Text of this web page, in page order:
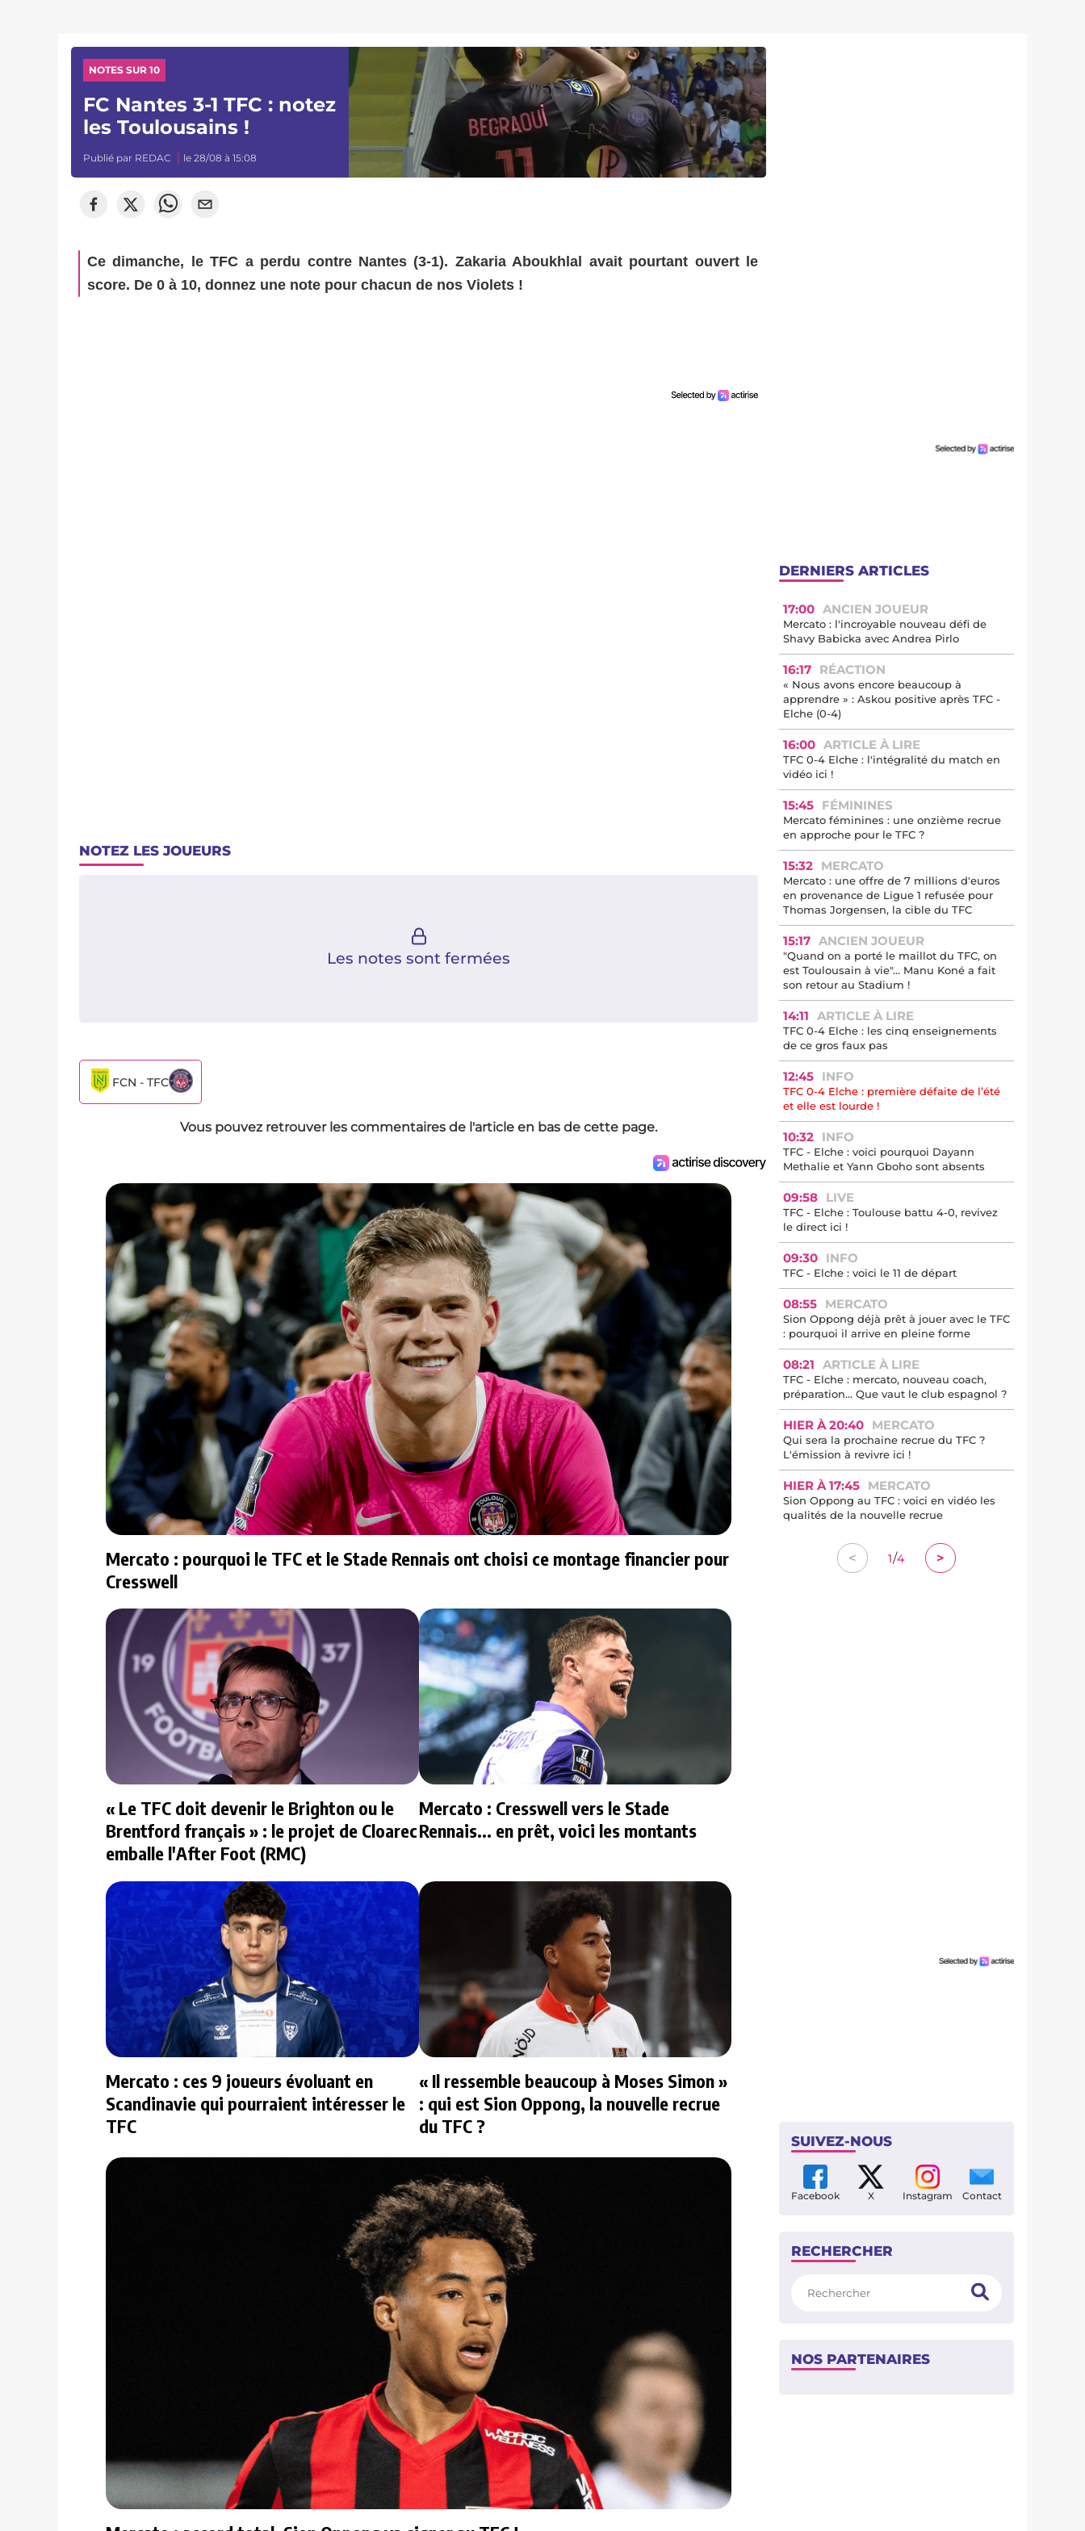
NOTES SUR 10
FC Nantes 3-1 TFC : notez
les Toulousains !
Publié par REDAC le 28/08 à 15:08
Ce dimanche, le TFC a perdu contre Nantes (3-1). Zakaria Aboukhlal avait pourtant ouvert le
score. De 0 à 10, donnez une note pour chacun de nos Violets !
NOTEZ LES JOUEURS
Les notes sont fermées
FCN - TFC
Vous pouvez retrouver les commentaires de l'article en bas de cette page.
Mercato : pourquoi le TFC et le Stade Rennais ont choisi ce montage financier pour
Cresswell
« Le TFC doit devenir le Brighton ou le
Brentford français » : le projet de Cloarec
emballe l'After Foot (RMC)
Mercato : Cresswell vers le Stade
Rennais... en prêt, voici les montants
Mercato : ces 9 joueurs évoluant en
Scandinavie qui pourraient intéresser le
TFC
« Il ressemble beaucoup à Moses Simon »
: qui est Sion Oppong, la nouvelle recrue
du TFC ?
DERNIERS ARTICLES
17:00 ANCIEN JOUEUR
Mercato : l'incroyable nouveau défi de
Shavy Babicka avec Andrea Pirlo
16:17 RÉACTION
« Nous avons encore beaucoup à
apprendre » : Askou positive après TFC -
Elche (0-4)
16:00 ARTICLE À LIRE
TFC 0-4 Elche : l'intégralité du match en
vidéo ici !
15:45 FÉMININES
Mercato féminines : une onzième recrue
en approche pour le TFC ?
15:32 MERCATO
Mercato : une offre de 7 millions d'euros
en provenance de Ligue 1 refusée pour
Thomas Jorgensen, la cible du TFC
15:17 ANCIEN JOUEUR
"Quand on a porté le maillot du TFC, on
est Toulousain à vie"... Manu Koné a fait
son retour au Stadium !
14:11 ARTICLE À LIRE
TFC 0-4 Elche : les cinq enseignements
de ce gros faux pas
12:45 INFO
TFC 0-4 Elche : première défaite de l’été
et elle est lourde !
10:32 INFO
TFC - Elche : voici pourquoi Dayann
Methalie et Yann Gboho sont absents
09:58 LIVE
TFC - Elche : Toulouse battu 4-0, revivez
le direct ici !
09:30 INFO
TFC - Elche : voici le 11 de départ
08:55 MERCATO
Sion Oppong déjà prêt à jouer avec le TFC
: pourquoi il arrive en pleine forme
08:21 ARTICLE À LIRE
TFC - Elche : mercato, nouveau coach,
préparation… Que vaut le club espagnol ?
HIER À 20:40 MERCATO
Qui sera la prochaine recrue du TFC ?
L'émission à revivre ici !
HIER À 17:45 MERCATO
Sion Oppong au TFC : voici en vidéo les
qualités de la nouvelle recrue
< 1/4 >
SUIVEZ-NOUS
Facebook X Instagram Contact
RECHERCHER
NOS PARTENAIRES